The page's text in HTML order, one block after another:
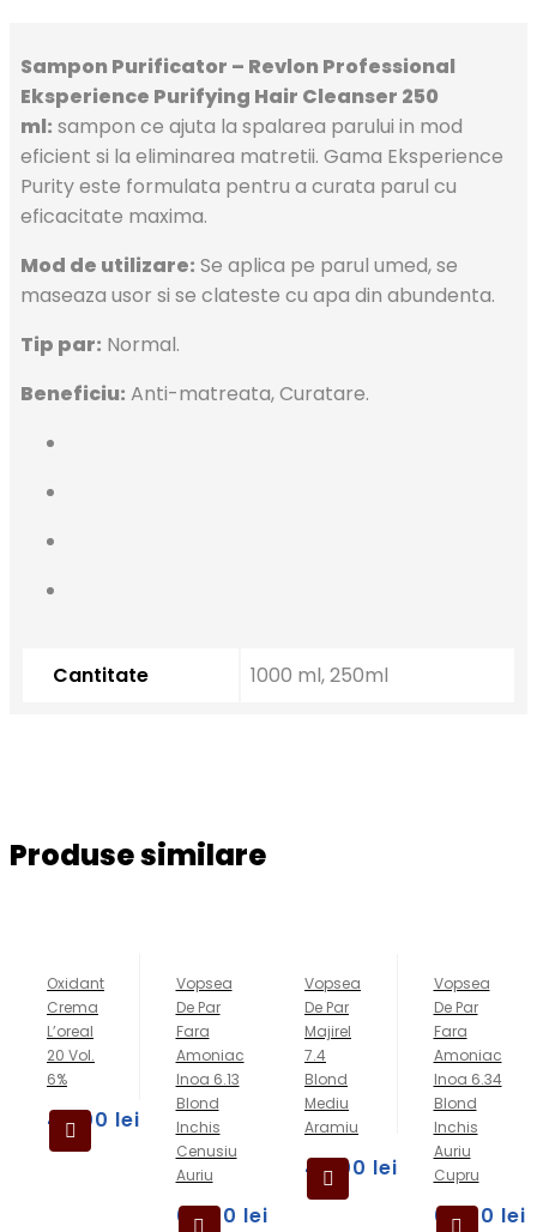
Sampon Purificator – Revlon Professional
Eksperience Purifying Hair Cleanser 250
ml: sampon ce ajuta la spalarea parului in mod
eficient si la eliminarea matretii. Gama Eksperience
Purity este formulata pentru a curata parul cu
eficacitate maxima.
Mod de utilizare: Se aplica pe parul umed, se
maseaza usor si se clateste cu apa din abundenta.
Tip par: Normal.
Beneficiu: Anti-matreata, Curatare.
Cantitate 1000 ml, 250ml
Produse similare
Oxidant
Crema
L’oreal
20 Vol.
6%
49,00 lei
Vopsea
De Par
Fara
Amoniac
Inoa 6.13
Blond
Inchis
Cenusiu
Auriu
69,00 lei
Vopsea
De Par
Majirel
7.4
Blond
Mediu
Aramiu
49,00 lei
Vopsea
De Par
Fara
Amoniac
Inoa 6.34
Blond
Inchis
Auriu
Cupru
69,00 lei